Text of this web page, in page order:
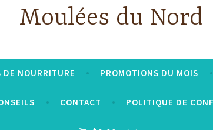
Moulées du Nord
DE NOURRITURE PROMOTIONS DU MOIS
CONTACT POLITIQUE DE